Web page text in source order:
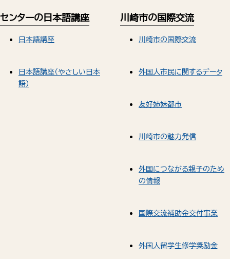
センターの日本語講座
日本語講座
日本語講座（やさしい日本
語）
川崎市の国際交流
川崎市の国際交流
外国人市民に関するデータ
友好姉妹都市
川崎市の魅力発信
外国につながる親子のため
の情報
国際交流補助金交付事業
外国人留学生修学奨励金